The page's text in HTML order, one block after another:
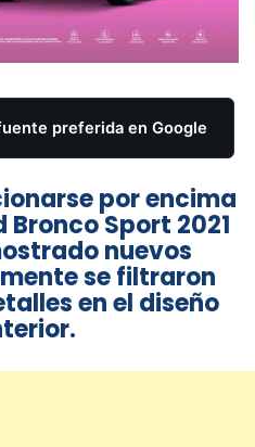
preferida en Google
por encima
Bronco Sport 2021
nuevos
se filtraron
en el diseño